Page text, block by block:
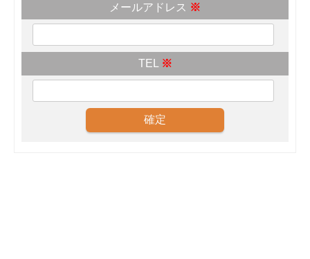
メールアドレス ※
TEL ※